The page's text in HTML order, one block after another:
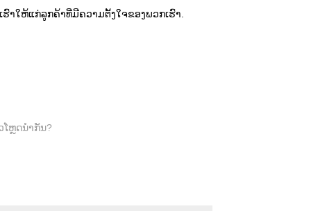
າໃຫ້ແກ່ລູກຄ້າທີ່ມີຄວາມຕັ້ງໃຈຂອງພວກເຮົາ.
ໂຫຼດນຳກັນ?